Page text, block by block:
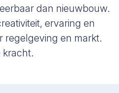
dan nieuwbouw.
ervaring en
regelgeving en markt.
kracht.